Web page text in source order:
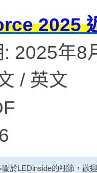
2025
2025年8
/ 英文
關於LEDinside的細節，歡